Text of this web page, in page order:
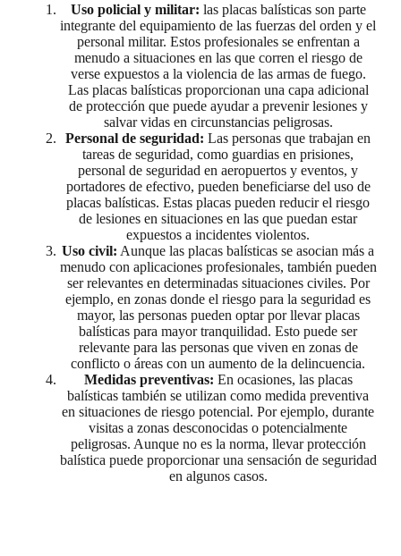
Uso policial y militar: las placas balísticas son parte
integrante del equipamiento de las fuerzas del orden y el
personal militar. Estos profesionales se enfrentan a
menudo a situaciones en las que corren el riesgo de
verse expuestos a la violencia de las armas de fuego.
Las placas balísticas proporcionan una capa adicional
de protección que puede ayudar a prevenir lesiones y
salvar vidas en circunstancias peligrosas.
Personal de seguridad: Las personas que trabajan en
tareas de seguridad, como guardias en prisiones,
personal de seguridad en aeropuertos y eventos, y
portadores de efectivo, pueden beneficiarse del uso de
placas balísticas. Estas placas pueden reducir el riesgo
de lesiones en situaciones en las que puedan estar
expuestos a incidentes violentos.
Uso civil: Aunque las placas balísticas se asocian más a
menudo con aplicaciones profesionales, también pueden
ser relevantes en determinadas situaciones civiles. Por
ejemplo, en zonas donde el riesgo para la seguridad es
mayor, las personas pueden optar por llevar placas
balísticas para mayor tranquilidad. Esto puede ser
relevante para las personas que viven en zonas de
conflicto o áreas con un aumento de la delincuencia.
Medidas preventivas: En ocasiones, las placas
balísticas también se utilizan como medida preventiva
en situaciones de riesgo potencial. Por ejemplo, durante
visitas a zonas desconocidas o potencialmente
peligrosas. Aunque no es la norma, llevar protección
balística puede proporcionar una sensación de seguridad
en algunos casos.